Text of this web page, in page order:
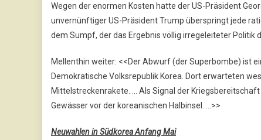
Wegen der enormen Kosten hatte der US-Präsident
unvernünftiger US-Präsident Trump überspringt jede
dem Sumpf, der das Ergebnis völlig irregeleiteter Politik
Mellenthin weiter: <<Der Abwurf (der Superbombe) ist
Demokratische Volksrepublik Korea. Dort erwarteten
Mittelstreckenrakete. … Als Signal der
Gewässer vor der koreanischen Halbinsel. …>>
Neuwahlen in Südkorea Anfang Mai